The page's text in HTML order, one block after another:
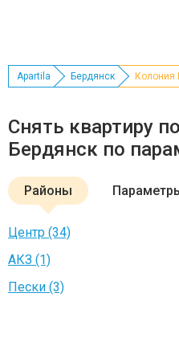
Apartila Бердянск Колония
Снять квартиру
Бердянск по
Районы
Центр (34)
АКЗ (1)
Пески (3)